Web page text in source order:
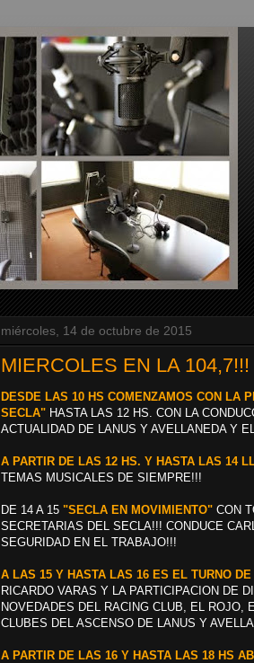
miércoles, 14 de octubre de 2015
MIERCOLES EN LA 104,7!!!
DESDE LAS 10 HS COMENZAMOS CON LA
SECLA" HASTA LAS 12 HS. CON LA
ACTUALIDAD DE LANUS Y AVELLANEDA Y
A PARTIR DE LAS 12 HS. Y HASTA LAS 14
TEMAS MUSICALES DE SIEMPRE!!!
DE 14 A 15 "SECLA EN MOVIMIENTO" CON
SECRETARIAS DEL SECLA!!! CONDUCE
SEGURIDAD EN EL TRABAJO!!!
A LAS 15 Y HASTA LAS 16 ES EL TURNO
RICARDO VARAS Y LA PARTICIPACION DE
NOVEDADES DEL RACING CLUB, EL ROJO,
CLUBES DEL ASCENSO DE LANUS Y
A PARTIR DE LAS 16 Y HASTA LAS 18 HS